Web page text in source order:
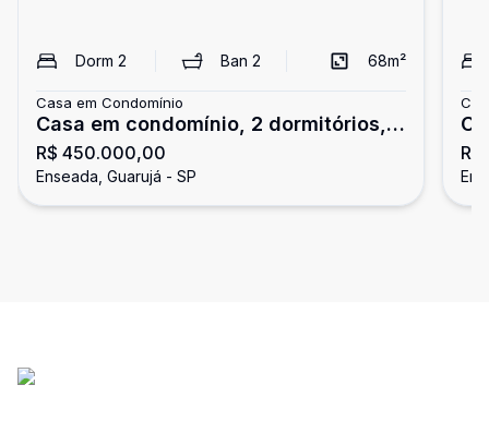
Dorm 2 Ban2 68m²
Casa em Condomínio
Casa em condomínio, 2 dormitórios,
Enseada, Guarujá
R$ 450.000,00
Enseada, Guarujá - SP